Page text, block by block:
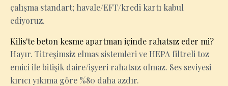
çalışma standart; havale/EFT/kredi kartı kabul
ediyoruz.
Kilis'te beton kesme apartman içinde rahatsız eder mi?
Hayır. Titreşimsiz elmas sistemleri ve HEPA filtreli toz
emici ile bitişik daire/işyeri rahatsız olmaz. Ses seviyesi
kırıcı yıkıma göre %80 daha azdır.